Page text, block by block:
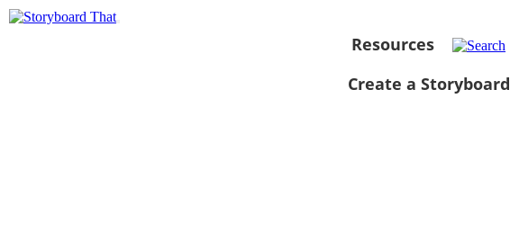
Resources
Create a Storyboard